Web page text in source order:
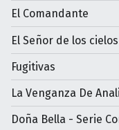
El Comandante
El Señor de los
Fugitivas
La Venganza De
Doña Bella - Serie